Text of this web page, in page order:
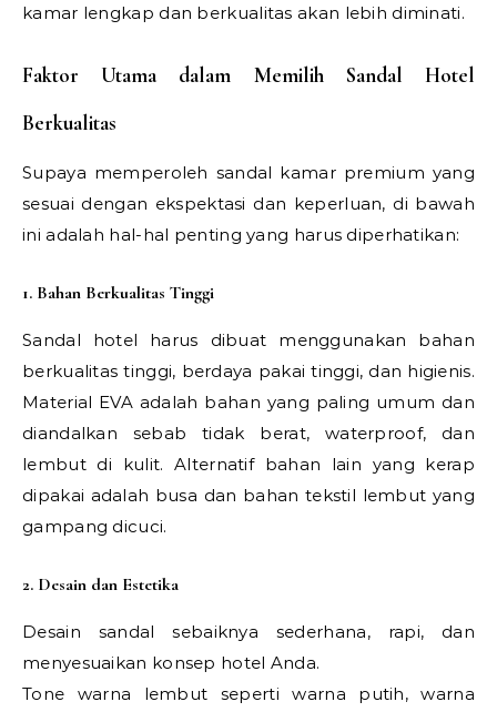
kamar lengkap dan berkualitas akan lebih diminati.
Faktor Utama dalam Memilih Sandal Hotel
Berkualitas
Supaya memperoleh sandal kamar premium yang
sesuai dengan ekspektasi dan keperluan, di bawah
ini adalah hal-hal penting yang harus diperhatikan:
1. Bahan Berkualitas Tinggi
Sandal hotel harus dibuat menggunakan bahan
berkualitas tinggi, berdaya pakai tinggi, dan higienis.
Material EVA adalah bahan yang paling umum dan
diandalkan sebab tidak berat, waterproof, dan
lembut di kulit. Alternatif bahan lain yang kerap
dipakai adalah busa dan bahan tekstil lembut yang
gampang dicuci.
2. Desain dan Estetika
Desain sandal sebaiknya sederhana, rapi, dan
menyesuaikan konsep hotel Anda.
Tone warna lembut seperti warna putih, warna